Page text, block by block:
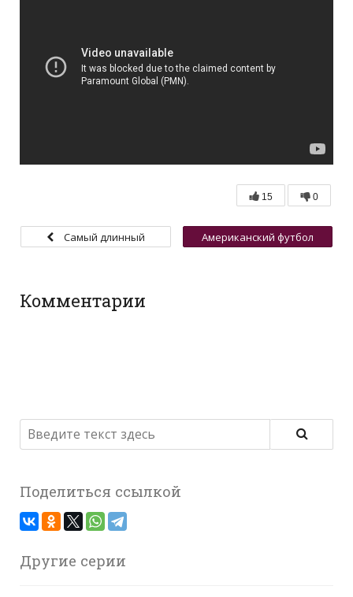
15 0
Самый длинный
Американский футбол
Комментарии
Поделиться ссылкой
Другие серии